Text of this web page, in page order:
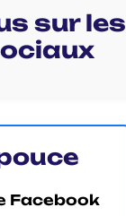
sur les
Facebook